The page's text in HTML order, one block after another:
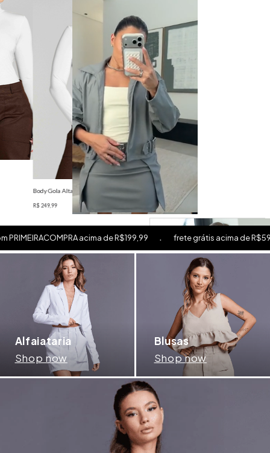
de R$199,99 . frete grátis acima de R$599 . 10% OFF na
Alfaiataria
Shop now
Blusas
Shop now